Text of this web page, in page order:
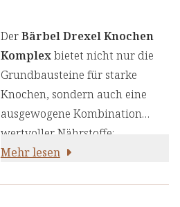
DerBärbel DrexelKnochen
Komplexbietet nicht nur die
Grundbausteine für starke
Knochen, sondern auch eine
ausgewogene Kombination
wertvoller Nährstoffe:
Mehr lesen